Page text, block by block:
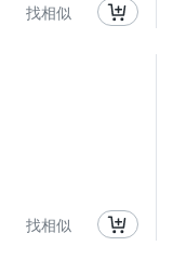
找相似
找相似